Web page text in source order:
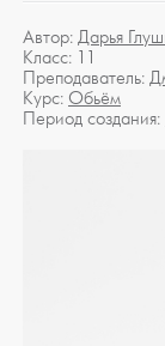
Автор: Дарья
Класс: 11
Преподаватель:
Курс: Обьём
Период создания: